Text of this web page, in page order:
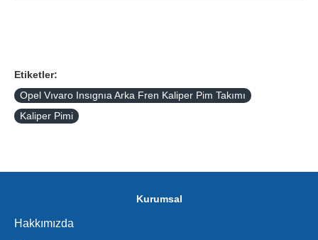
Etiketler:
Opel Vıvaro Insıgnıa Arka Fren Kaliper Pim Takımı
Kaliper Pimi
Kurumsal
Hakkımızda